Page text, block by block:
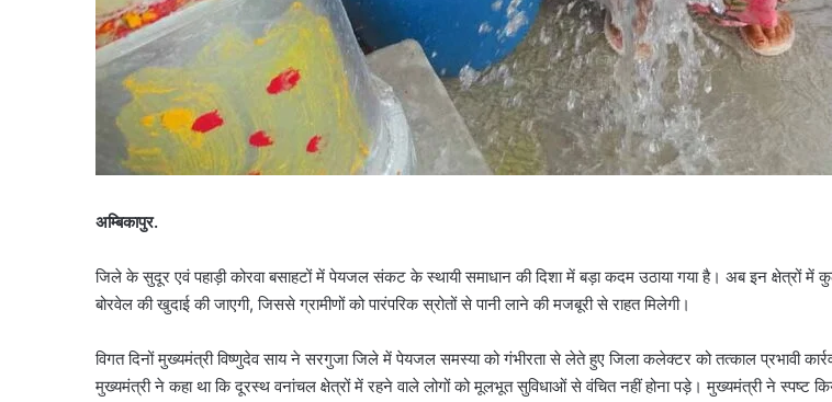
अम्बिकापुर.
जिले के सुदूर एवं पहाड़ी कोरवा बसाहटों में पेयजल संकट के स्थायी समाधान की दिशा में बड़ा कदम उठाया गया है। अब इन क्षेत्रों में
बोरवेल की खुदाई की जाएगी, जिससे ग्रामीणों को पारंपरिक स्रोतों से पानी लाने की मजबूरी से राहत मिलेगी।
विगत दिनों मुख्यमंत्री विष्णुदेव साय ने सरगुजा जिले में पेयजल समस्या को गंभीरता से लेते हुए जिला कलेक्टर को तत्काल प्रभावी
मुख्यमंत्री ने कहा था कि दूरस्थ वनांचल क्षेत्रों में रहने वाले लोगों को मूलभूत सुविधाओं से वंचित नहीं होना पड़े। मुख्यमंत्री ने स्पष्ट